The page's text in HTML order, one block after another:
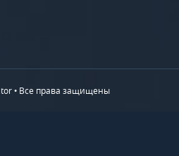
• Все права защищены